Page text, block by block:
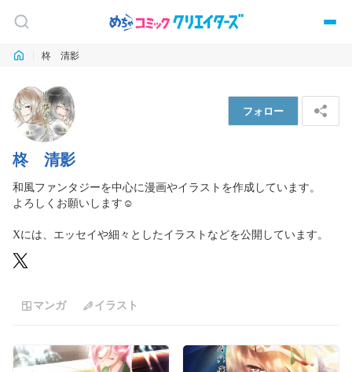
柊 清影
柊 清影
フォロー
和風ファンタジーを中心に漫画やイラストを作成しています。
よろしくお願いします☺️
Xには、エッセイや細々としたイラストなどを公開しています。
マンガ イラスト